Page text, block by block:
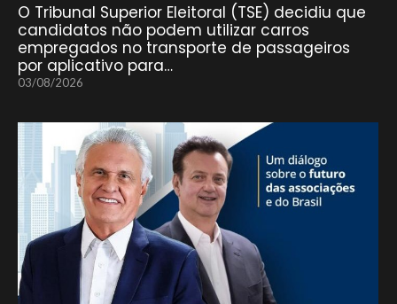
O Tribunal Superior Eleitoral (TSE) decidiu que
candidatos não podem utilizar carros
empregados no transporte de passageiros
por aplicativo para…
03/08/2026